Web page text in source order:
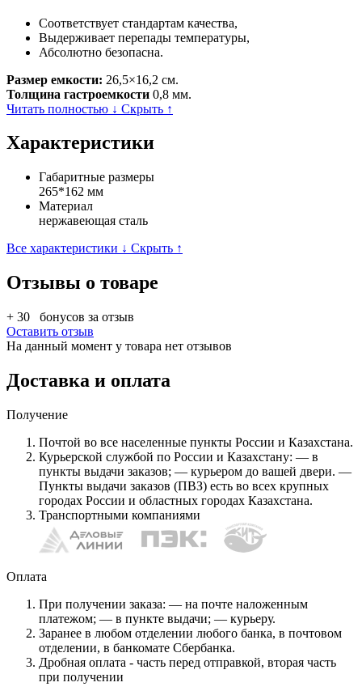
Соответствует стандартам качества,
Выдерживает перепады температуры,
Абсолютно безопасна.
Размер емкости: 26,5×16,2 см.
Толщина гастроемкости 0,8 мм.
Читать полностью ↓ Скрыть ↑
Характеристики
Габаритные размеры
265*162 мм
Материал
нержавеющая сталь
Все характеристики ↓ Скрыть ↑
Отзывы о товаре
+ 30
бонусов за отзыв
Оставить отзыв
На данный момент у товара нет отзывов
Доставка и оплата
Получение
Почтой во все населенные пункты России и Казахстана.
Курьерской службой по России и Казахстану: — в
пункты выдачи заказов; — курьером до вашей двери. —
Пункты выдачи заказов (ПВЗ) есть во всех крупных
городах России и областных городах Казахстана.
Транспортными компаниями
Оплата
При получении заказа: — на почте наложенным
платежом; — в пункте выдачи; — курьеру.
Заранее в любом отделении любого банка, в почтовом
отделении, в банкомате Сбербанка.
Дробная оплата - часть перед отправкой, вторая часть
при получении